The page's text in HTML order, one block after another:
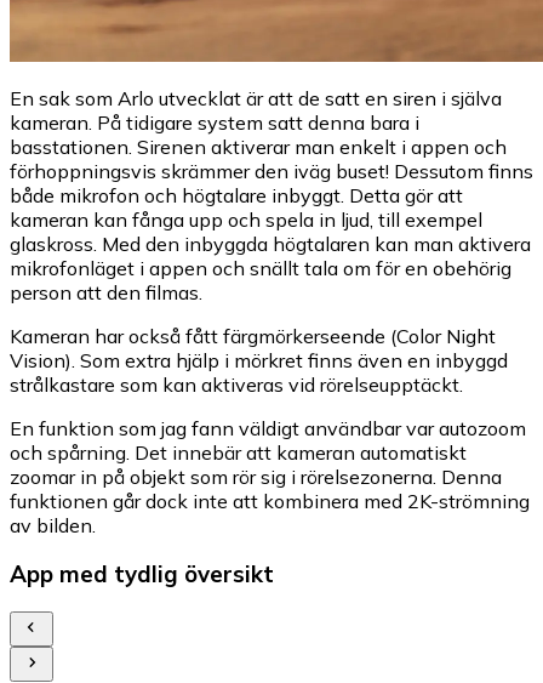
En sak som Arlo utvecklat är att de satt en siren i själva
kameran. På tidigare system satt denna bara i
basstationen. Sirenen aktiverar man enkelt i appen och
förhoppningsvis skrämmer den iväg buset! Dessutom finns
både mikrofon och högtalare inbyggt. Detta gör att
kameran kan fånga upp och spela in ljud, till exempel
glaskross. Med den inbyggda högtalaren kan man aktivera
mikrofonläget i appen och snällt tala om för en obehörig
person att den filmas.
Kameran har också fått färgmörkerseende (Color Night
Vision). Som extra hjälp i mörkret finns även en inbyggd
strålkastare som kan aktiveras vid rörelseupptäckt.
En funktion som jag fann väldigt användbar var autozoom
och spårning. Det innebär att kameran automatiskt
zoomar in på objekt som rör sig i rörelsezonerna. Denna
funktionen går dock inte att kombinera med 2K-strömning
av bilden.
App med tydlig översikt